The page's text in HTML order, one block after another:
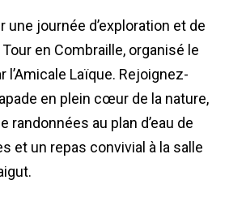
une journée d’exploration et de
en Combraille, organisé le
l’Amicale Laïque. Rejoignez-
en plein cœur de la nature,
randonnées au plan d’eau de
et un repas convivial à la salle